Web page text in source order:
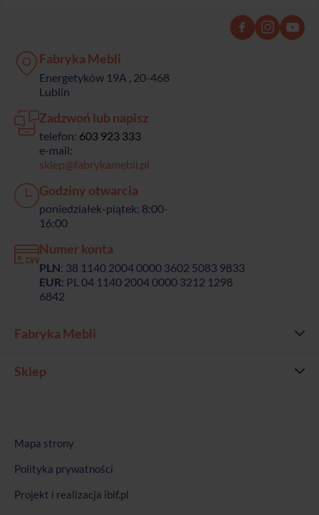
Fabryka Mebli
Energetyków 19A , 20-468
Lublin
Zadzwoń lub napisz
telefon: 603 923 333
e-mail:
sklep@fabrykamebli.pl
Godziny otwarcia
poniedziałek-piątek: 8:00-
16:00
Numer konta
PLN: 38 1140 2004 0000 3602 5083 9833
EUR: PL 04 1140 2004 0000 3212 1298
6842
Fabryka Mebli
Sklep
Mapa strony
Polityka prywatności
Projekt i realizacja ibif.pl